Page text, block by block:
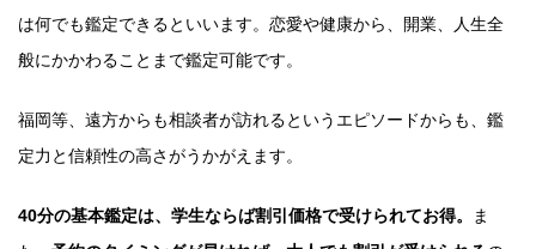
は何でも鑑定できるといいます。恋愛や健康から、開業、人生全
般にかかわることまで鑑定可能です。
福岡等、遠方からも相談者が訪れるというエピソードからも、鑑
定力と信頼性の高さがうかがえます。
40分の基本鑑定は、学生ならば割引価格で受けられてお得。
ま